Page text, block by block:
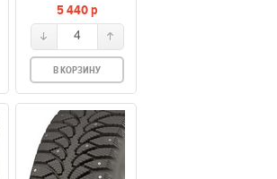
5 440p
4
В КОРЗИНУ